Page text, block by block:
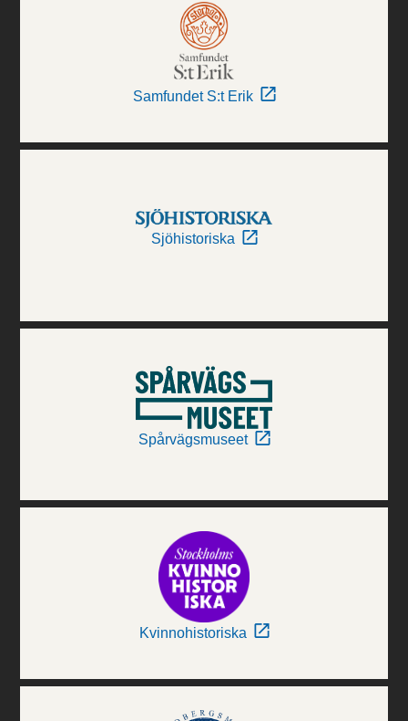
Samfundet S:t Erik
Sjöhistoriska
Spårvägsmuseet
Kvinnohistoriska